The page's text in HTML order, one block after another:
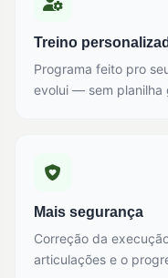
Treino
Programa feito pro
evolui — sem planilha
Mais segurança
Correção da
articulações e o